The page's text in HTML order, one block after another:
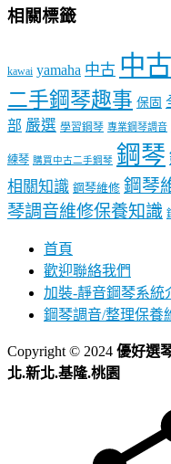
相關標籤
kawai yamaha 中古 中
二手鋼琴趣事 保固
部 嚴選 學習鋼琴 專業鋼琴調音
練琴 購買中古二手鋼琴 鋼琴
相關知識 鋼琴維修 鋼琴
琴調音維修保養知識
首頁
歡迎聯絡我們
加裝-靜音鋼琴系統
鋼琴調音/整理保養
Copyright © 2024 優好選
北.新北.基隆.桃園